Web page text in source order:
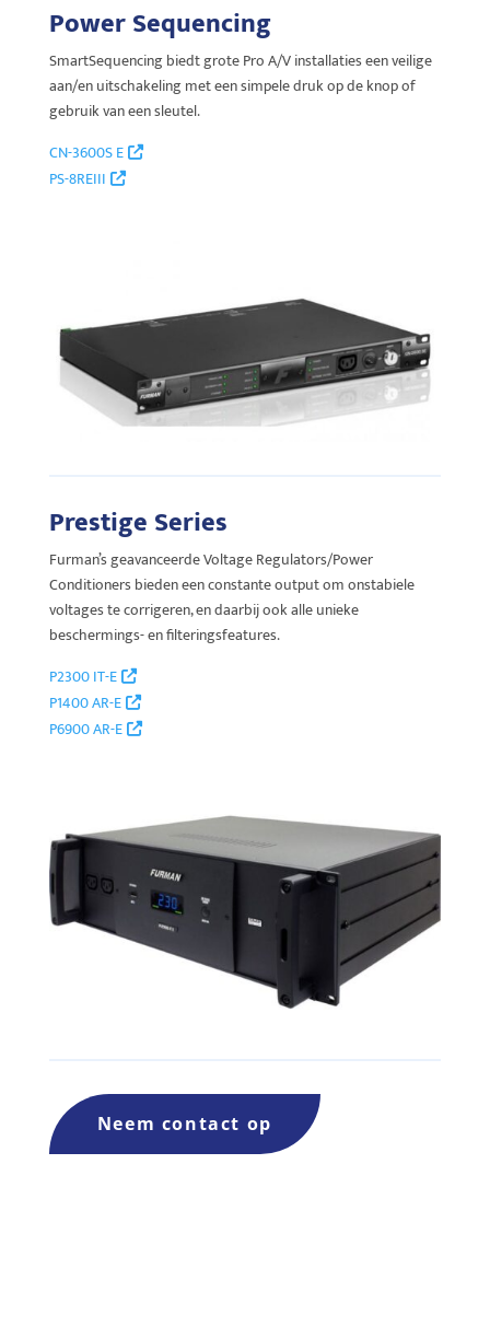
Power Sequencing
SmartSequencing biedt grote Pro A/V installaties een veilige
aan/en uitschakeling met een simpele druk op de knop of
gebruik van een sleutel.
CN-3600S E
PS-8REIII
Prestige Series
Furman’s geavanceerde Voltage Regulators/Power
Conditioners bieden een constante output om onstabiele
voltages te corrigeren, en daarbij ook alle unieke
beschermings- en filteringsfeatures.
P2300 IT-E
P1400 AR-E
P6900 AR-E
Neem contact op